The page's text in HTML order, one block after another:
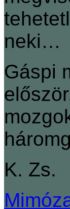
neki…
Gáspi
K. Zs.